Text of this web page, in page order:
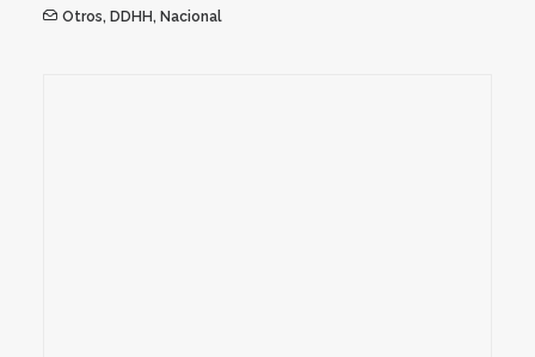
Otros, DDHH, Nacional